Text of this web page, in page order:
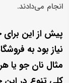
انجام می‌دادند.
پیش از این
نیاز بود به
مثال نان جو یا